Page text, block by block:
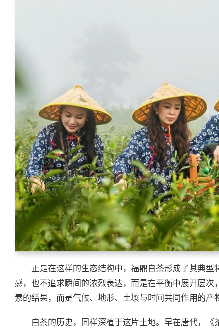
正是在这样的生态结构中，福鼎白茶形成了其典
感，也不追求瞬间的浓烈表达，而是在平衡中展开层
素的结果，而是气候、地形、土壤与时间共同作用的产
白茶的历史，同样深植于这片土地。早在唐代，《